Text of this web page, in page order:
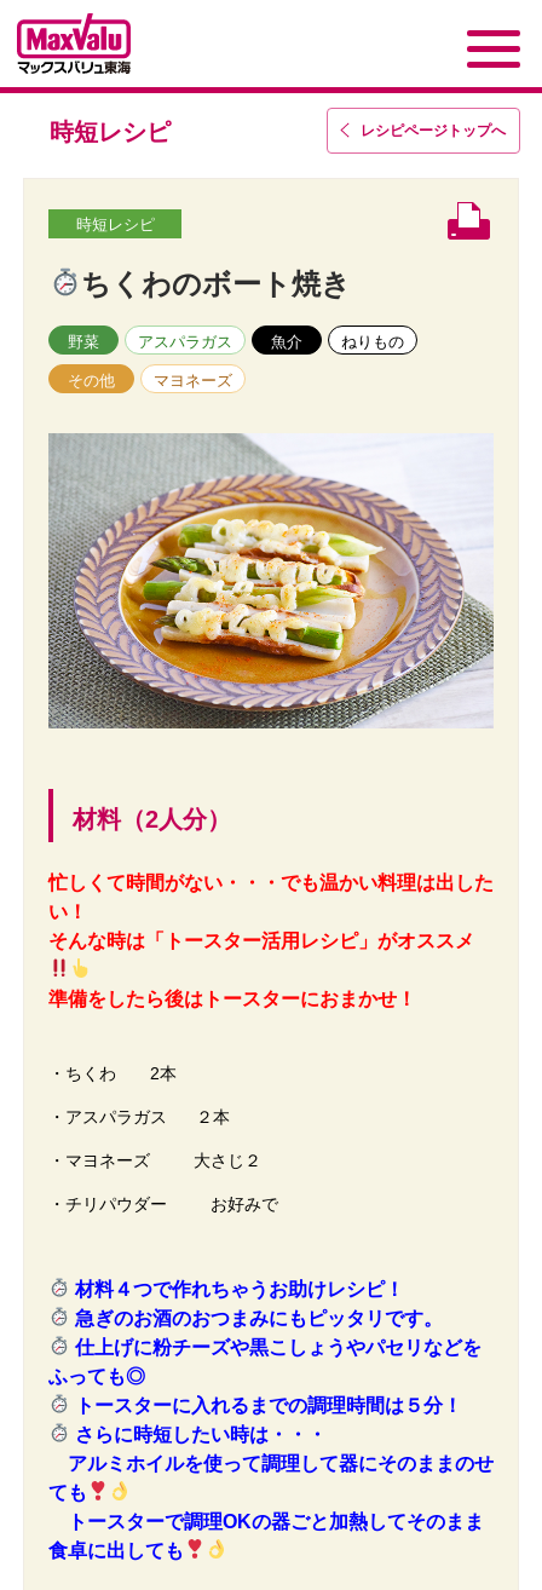
レシピページトップへ
時短レシピ
時短レシピ
ちくわのボート焼き
野菜 アスパラガス 魚介 ねりもの
その他 マヨネーズ
材料（2人分）
忙しくて時間がない・・・でも温かい料理は出した
い！
そんな時は「トースター活用レシピ」がオススメ
準備をしたら後はトースターにおまかせ！
・ちくわ 2本
・アスパラガス ２本
・マヨネーズ 大さじ２
・チリパウダー お好みで
材料４つで作れちゃうお助けレシピ！
急ぎのお酒のおつまみにもピッタリです。
仕上げに粉チーズや黒こしょうやパセリなどを
ふっても◎
トースターに入れるまでの調理時間は５分！
さらに時短したい時は・・・
アルミホイルを使って調理して器にそのままのせ
ても
トースターで調理OKの器ごと加熱してそのまま
食卓に出しても